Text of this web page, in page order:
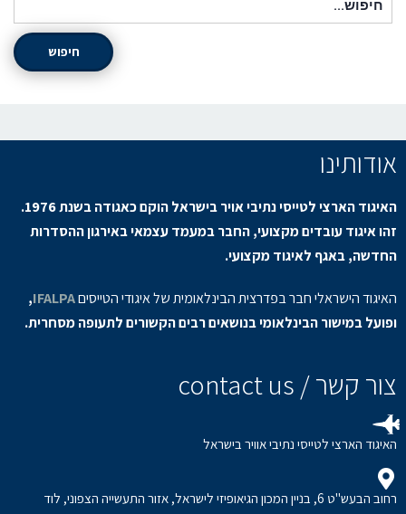
חיפוש
אודותינו
האיגוד הארצי לטייסי נתיבי אויר בישראל הוקם כאגודה בשנת 1976.
זהו איגוד עובדים מקצועי, החבר במעמד עצמאי באירגון ההסדרות
החדשה, באגף לאיגוד מקצועי.
האיגוד הישראלי חבר בפדרצית הבינלאומית של איגודי הטייסיםIFALPA
,
ופועל במישור הבינלאומי בנושאים רבים הקשורים לתעופה מסחרית.
צור קשר / contact us
האיגוד הארצי לטייסי נתיבי אוויר בישראל
רחוב הבעש"ט 6, בניין המכון הגיאופיזי לישראל, אזור התעשייה הצפוני, לוד